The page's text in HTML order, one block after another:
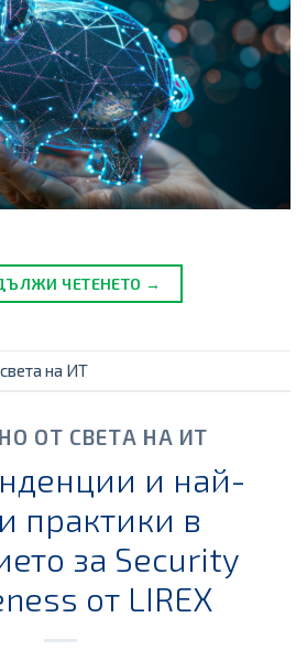
ЧЕТЕНЕТО →
на ИТ
ОТ СВЕТА НА ИТ
и най-
практики в
за Security
от LIREX